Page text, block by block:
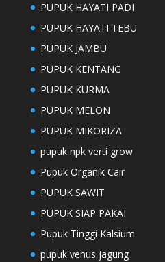
PUPUK HAYATI PADI
PUPUK HAYATI TEBU
PUPUK JAMBU
PUPUK KENTANG
PUPUK KURMA
PUPUK MELON
PUPUK MIKORIZA
pupuk npk verti grow
Pupuk Organik Cair
PUPUK SAWIT
PUPUK SIAP PAKAI
Pupuk Tinggi Kalsium
pupuk venus jagung